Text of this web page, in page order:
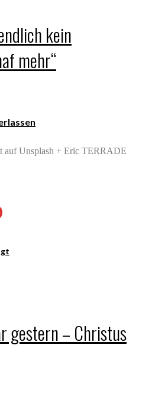
kein
mehr“
auf Unsplash + Eric TERRADE
gestern – Christus